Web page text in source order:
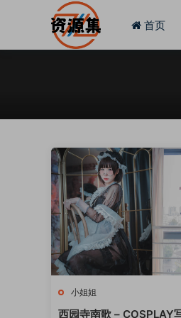
首页
小姐姐
西园寺南歌 – COSPLAY